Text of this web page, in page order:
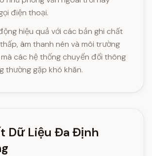
điện thoại.
hiệu quả với các bản ghi chất
âm thanh nén và môi trường
các hệ thống chuyển đổi thông
thường gặp khó khăn.
Dữ Liệu Đa Định